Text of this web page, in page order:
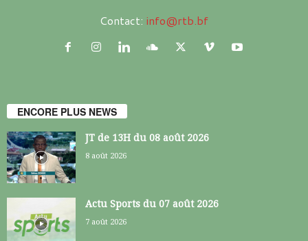
Contact: info@rtb.bf
ENCORE PLUS NEWS
JT de 13H du 08 août 2026
8 août 2026
Actu Sports du 07 août 2026
7 août 2026